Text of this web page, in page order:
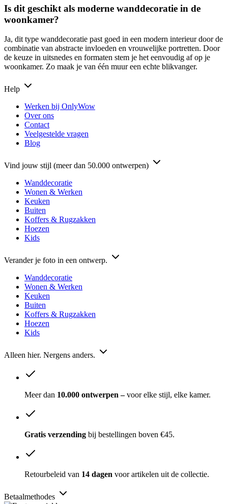
Is dit geschikt als moderne wanddecoratie in de
woonkamer?
Ja, dit type wanddecoratie past goed in een modern interieur door de
combinatie van abstracte invloeden en vrouwelijke portretten. Door
de keuze in uitsnedes en formaten stem je het eenvoudig af op je
woonkamer. Zo maak je van één muur een echte blikvanger.
Help
Werken bij OnlyWow
Over ons
Contact
Veelgestelde vragen
Blog
Vind jouw stijl (meer dan 50.000 ontwerpen)
Wanddecoratie
Wonen & Werken
Keuken
Buiten
Koffers & Rugzakken
Hoezen
Kids
Verander je foto in een ontwerp.
Wanddecoratie
Wonen & Werken
Keuken
Buiten
Koffers & Rugzakken
Hoezen
Kids
Alleen hier. Nergens anders.
Meer dan 10.000 ontwerpen –voor elke stijl, elke kamer.
Gratis verzending bij bestellingen boven €45.
Retourbeleid van 14 dagen voor artikelen uit de collectie.
Betaalmethodes